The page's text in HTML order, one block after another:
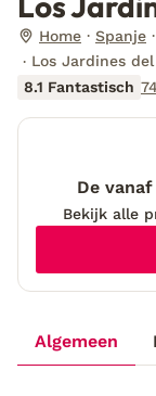
Home Spanje
Los Jardines
8.1 Fantastisch
Algemeen
De
Bekijk alle